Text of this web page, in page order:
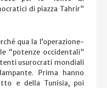
di piazza Tahrir”
qua la l’operazione-
“potenze occidentali”
usurocrati mondiali
Prima hanno
e della Tunisia, poi